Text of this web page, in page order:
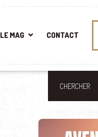
LE MAG CONTACT